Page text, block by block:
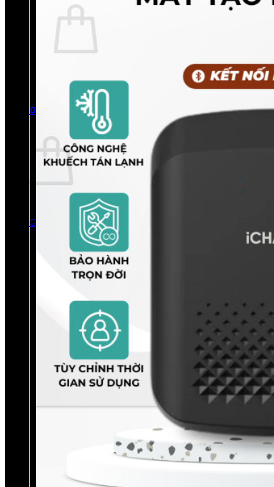
Chưa có sản phẩm trong giỏ hàng.
Quay trở lại cửa hàng
0
Giỏ hàng
Chưa có sản phẩm trong giỏ hàng.
Quay trở lại cửa hàng